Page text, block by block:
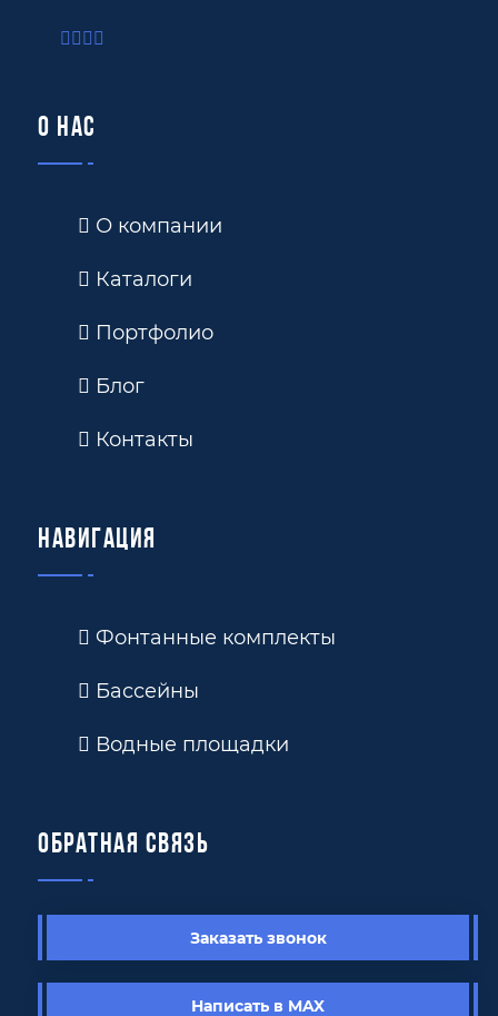
О нас
О компании
Каталоги
Портфолио
Блог
Контакты
Навигация
Фонтанные комплекты
Бассейны
Водные площадки
Обратная связь
Заказать звонок
Написать в MAX